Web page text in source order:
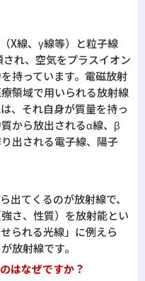
X線、γ線等）と粒子線
され、空気をプラスイオン
持っています。電磁放射
領域で用いられる放射線
、それ自身が質量を持っ
から放出されるα線、β
出される電子線、陽子
出てくるのが放射線で、
さ、性質）を放射能とい
られる光線」に例えら
放射線です。
はなぜですか？